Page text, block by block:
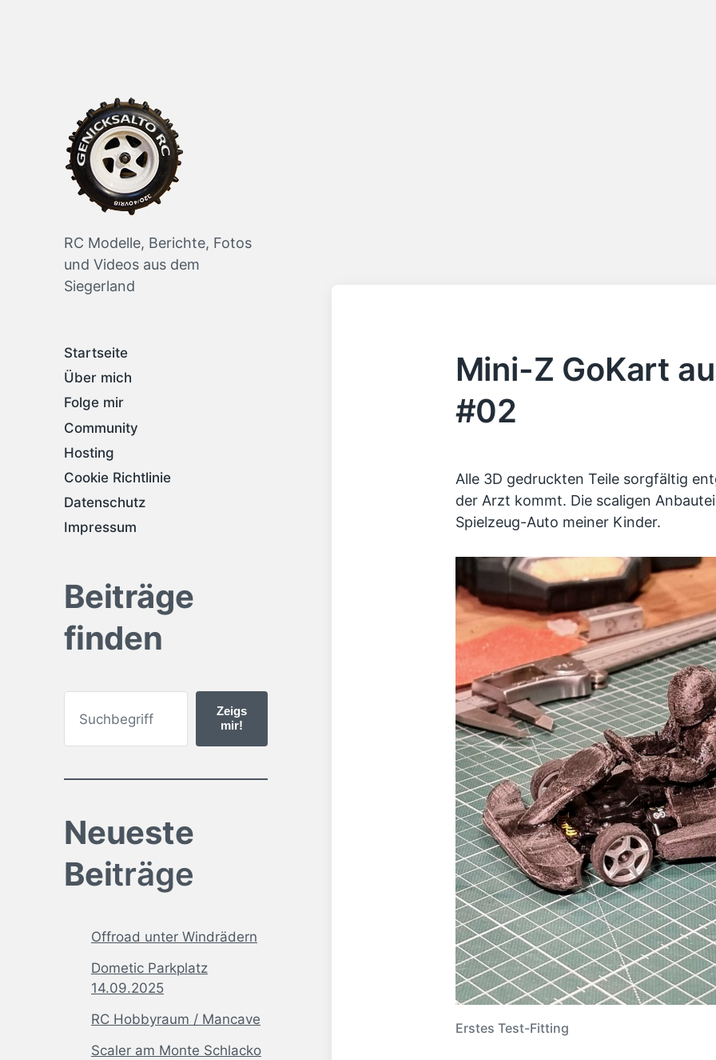
RC Modelle, Berichte, Fotos
und Videos aus dem
Siegerland
Startseite
Über mich
Folge mir
Community
Hosting
Cookie Richtlinie
Datenschutz
Impressum
Beiträge
finden
Zeigs
mir!
Neueste
Beiträge
Offroad unter Windrädern
Dometic Parkplatz
14.09.2025
RC Hobbyraum / Mancave
Scaler am Monte Schlacko
Mini-Z GoKart
#02
Alle 3D gedruckten Teile sorgfältig
der Arzt kommt. Die scaligen
Spielzeug-Auto meiner Kinder.
Erstes Test-Fitting